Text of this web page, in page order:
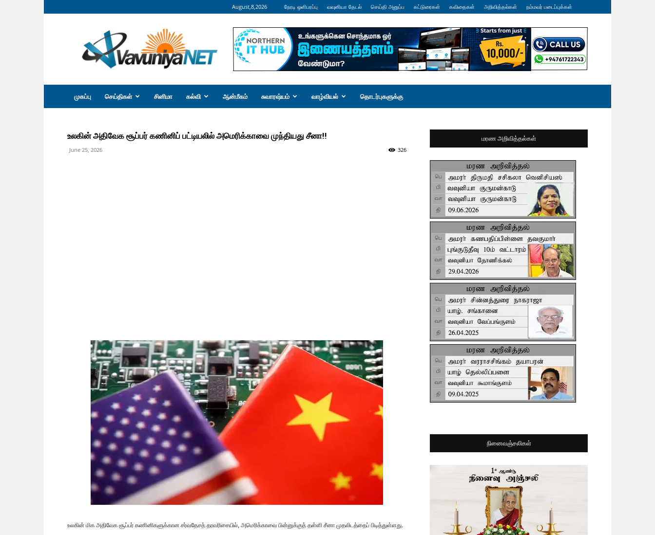
August,8,2026 நேரடி ஒளிபரப்பு வவுனியா தேடல் செய்தி அனுப்ப கட்டுரைகள் கவிதைகள் அறிவித்தல்கள் நம்மவர் படைப்புக்கள்
வவுனியா
நெற்
முகப்பு செய்திகள் சினிமா கல்வி ஆன்மீகம் சுவாரஷ்யம் வாழ்வியல் தொடர்புகளுக்கு
உலகின் அதிவேக சூப்பர் கணினிப் பட்டியலில் அமெரிக்காவை முந்தியது சீனா!!
June 25, 2026 326
உலகின் மிக அதிவேக சூப்பர் கணினிகளுக்கான சர்வதேசத் தரவரிசையில், அமெரிக்காவை பின்னுக்குத் தள்ளி சீனா முதலிடத்தைப் பிடித்துள்ளது.
மரண அறிவித்தல்கள்
நினைவஞ்சலிகள்